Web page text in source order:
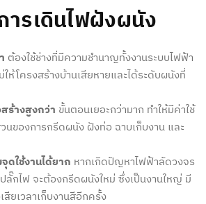
ารเดินไฟฝังผนัง
ต้องใช้ช่างที่มีความชำนาญทั้งงานระบบไฟฟ้า
ให้โครงสร้างบ้านเสียหายและได้ระดับผนังที่
ร้างสูงกว่า ขั้นตอนเยอะกว่ามาก ทำให้มีค่าใช้
นของการกรีดผนัง ฝังท่อ ฉาบเก็บงาน และ
ดใช้งานได้ยาก หากเกิดปัญหาไฟฟ้าลัดวงจร
ลั๊กไฟ จะต้องกรีดผนังใหม่ ซึ่งเป็นงานใหญ่ มี
สียเวลาเก็บงานสีอีกครั้ง